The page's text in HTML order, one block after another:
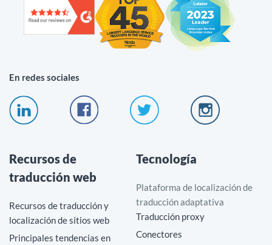
En redes sociales
Recursos de
traducción web
Recursos de traducción y
localización de sitios web
Principales tendencias en
Tecnología
Plataforma de localización de
traducción adaptativa
Traducción proxy
Conectores